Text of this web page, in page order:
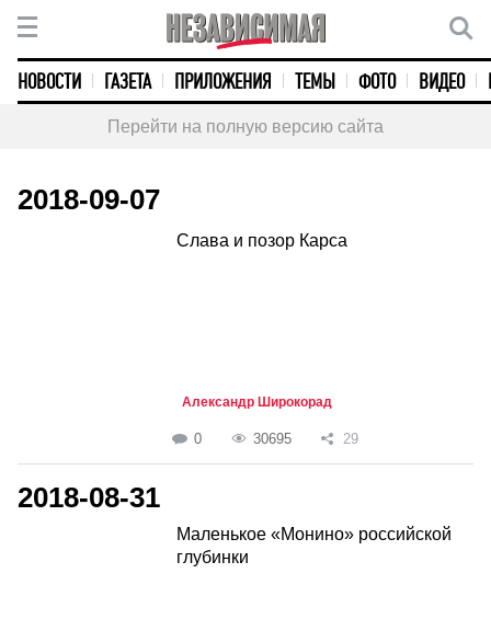
НОВОСТИ ГАЗЕТА ПРИЛОЖЕНИЯ ТЕМЫ ФОТО ВИДЕО
Перейти на полную версию сайта
2018-09-07
Слава и позор Карса
Александр Широкорад
0 30695 29
2018-08-31
Маленькое «Монино» российской
глубинки